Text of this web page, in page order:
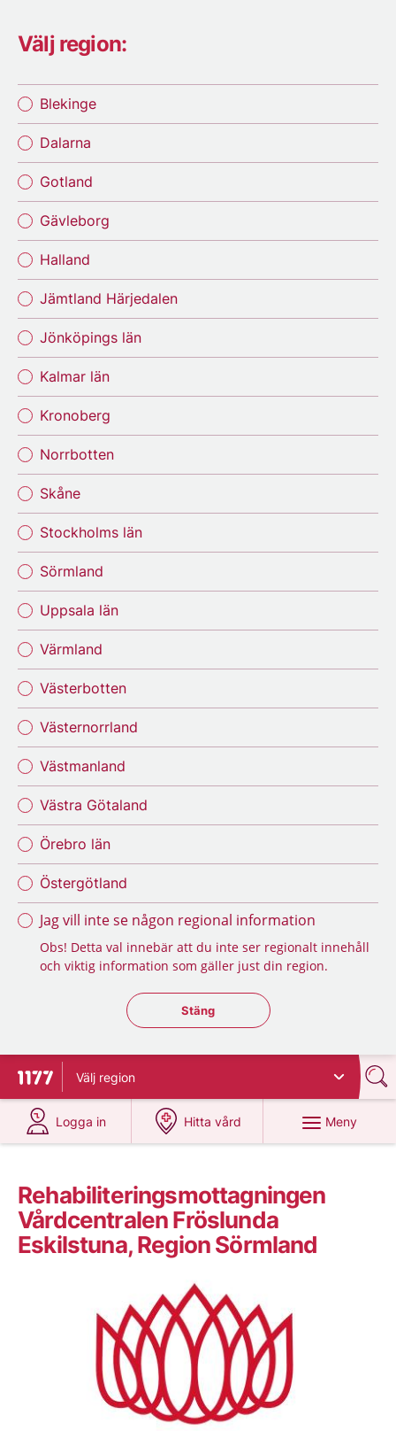
Välj region:
Blekinge
Dalarna
Gotland
Gävleborg
Halland
Jämtland Härjedalen
Jönköpings län
Kalmar län
Kronoberg
Norrbotten
Skåne
Stockholms län
Sörmland
Uppsala län
Värmland
Västerbotten
Västernorrland
Västmanland
Västra Götaland
Örebro län
Östergötland
Jag vill inte se någon regional information
Obs! Detta val innebär att du inte ser regionalt innehåll
och viktig information som gäller just din region.
Stäng regionsväljaren
Stäng
Till startsidan för 1177
Välj region
Logga in
på 1177.se
Hitta vård
på 1177.se
Meny
Rehabiliteringsmottagningen
Vårdcentralen Fröslunda
Eskilstuna, Region Sörmland